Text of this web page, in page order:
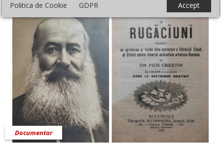
Politica de Cookie GDPR Accept
Documentar